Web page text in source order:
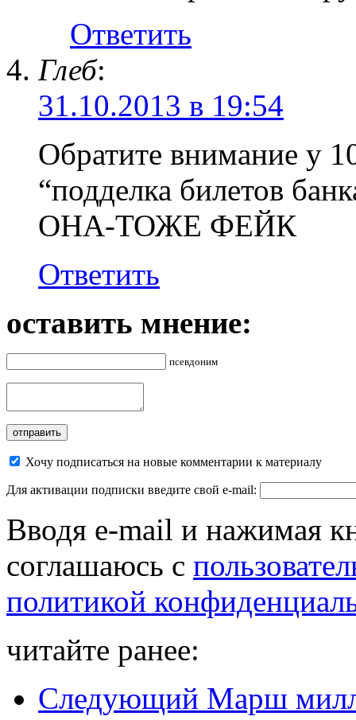
Ответить
Глеб:
31.10.2013 в 19:54
Обратите внимание у
“подделка билетов
ОНА-ТОЖЕ ФЕЙК
Ответить
оставить мнение:
псевдоним
Хочу подписаться на новые комментарии к материалу
Для активации подписки введите свой e-mail:
Вводя e-mail и нажимая
соглашаюсь с
политикой
читайте ранее:
Следующий Марш